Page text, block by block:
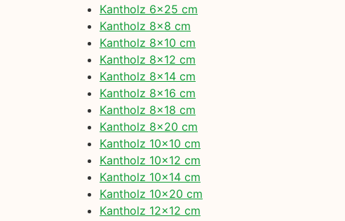
Kantholz 6×25 cm
Kantholz 8×8 cm
Kantholz 8×10 cm
Kantholz 8×12 cm
Kantholz 8×14 cm
Kantholz 8×16 cm
Kantholz 8×18 cm
Kantholz 8×20 cm
Kantholz 10×10 cm
Kantholz 10×12 cm
Kantholz 10×14 cm
Kantholz 10×20 cm
Kantholz 12×12 cm